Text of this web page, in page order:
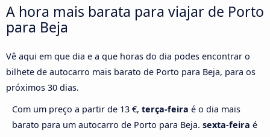
A hora mais barata para viajar de Porto
para Beja
Vê aqui em que dia e a que horas do dia podes encontrar o
bilhete de autocarro mais barato de Porto para Beja, para os
próximos 30 dias.
Com um preço a partir de 13 €, terça-feira é o dia mais
barato para um autocarro de Porto para Beja. sexta-feira é